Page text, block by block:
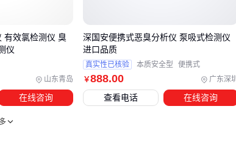
某电子厂曾因员工未使用防静电手套
直接接触传感
静电吸附粉尘形成永久性污染层，使200mg/m³量程的
80mg/m³时即出现数据漂移。
装 的使用也有讲究：
体检测后未及时更换采样管，残留物会腐蚀传感器
山东青岛
有效氯检测仪 臭
仪
在线咨询
￥888.00 广东深
深国安便携式恶臭分析仪 泵吸式检测仪
进口品质
真实性已核验 本质安全型 便携式
查看电话 在线咨询